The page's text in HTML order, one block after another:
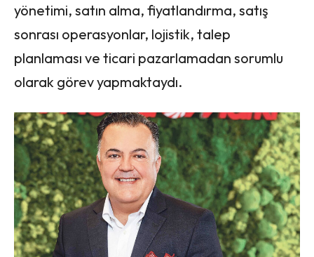
yönetimi, satın alma, fiyatlandırma, satış
sonrası operasyonlar, lojistik, talep
planlaması ve ticari pazarlamadan sorumlu
olarak görev yapmaktaydı.